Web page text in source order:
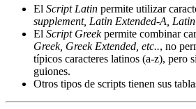
El Script Latin permite utilizar
supplement, Latin Extended-A,
El Script Greekpermite combinar
Greek, Greek Extended, etc.., no
típicos caracteres latinos (a-z), pero
guiones.
Otros tipos de scripts tienen sus